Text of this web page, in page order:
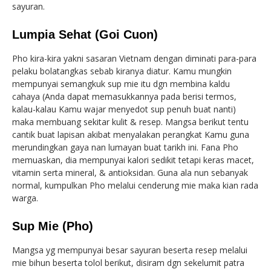
sayuran.
Lumpia Sehat (Goi Cuon)
Pho kira-kira yakni sasaran Vietnam dengan diminati para-para
pelaku bolatangkas sebab kiranya diatur. Kamu mungkin
mempunyai semangkuk sup mie itu dgn membina kaldu
cahaya (Anda dapat memasukkannya pada berisi termos,
kalau-kalau Kamu wajar menyedot sup penuh buat nanti)
maka membuang sekitar kulit & resep. Mangsa berikut tentu
cantik buat lapisan akibat menyalakan perangkat Kamu guna
merundingkan gaya nan lumayan buat tarikh ini. Fana Pho
memuaskan, dia mempunyai kalori sedikit tetapi keras macet,
vitamin serta mineral, & antioksidan. Guna ala nun sebanyak
normal, kumpulkan Pho melalui cenderung mie maka kian rada
warga.
Sup Mie (Pho)
Mangsa yg mempunyai besar sayuran beserta resep melalui
mie bihun beserta tolol berikut, disiram dgn sekelumit patra